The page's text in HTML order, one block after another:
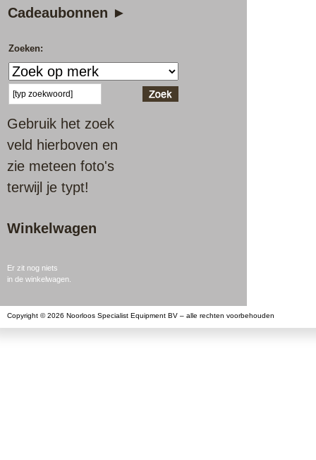
Cadeaubonnen ►
Zoeken:
Gebruik het zoek
veld hierboven en
zie meteen foto's
terwijl je typt!
Winkelwagen
Er zit nog niets
in de winkelwagen.
Copyright © 2026 Noorloos Specialist Equipment BV – alle rechten voorbehouden